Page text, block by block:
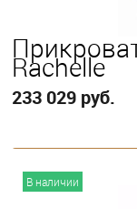
Rachelle
233 029 руб.
В наличии